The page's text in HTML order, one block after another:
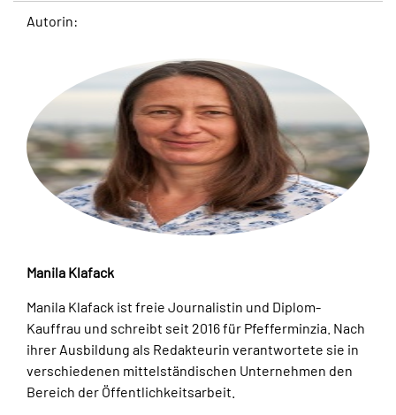
Autorin:
Manila Klafack
Manila Klafack ist freie Journalistin und Diplom-
Kauffrau und schreibt seit 2016 für Pfefferminzia. Nach
ihrer Ausbildung als Redakteurin verantwortete sie in
verschiedenen mittelständischen Unternehmen den
Bereich der Öffentlichkeitsarbeit.